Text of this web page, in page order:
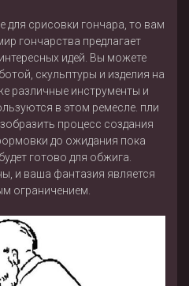
для срисовки гончара, то вам
гончарства предлагает
идей. Вы можете
скульптуры и изделия на
различные инструменты и
в этом ремесле. пли
процесс создания
до ожидания пока
готово для обжига.
и ваша фантазия является
ограничением.